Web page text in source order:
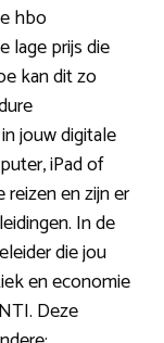
hbo
lage prijs die
kan dit zo
jouw digitale
iPad of
en zijn er
In de
die jou
en economie
Deze